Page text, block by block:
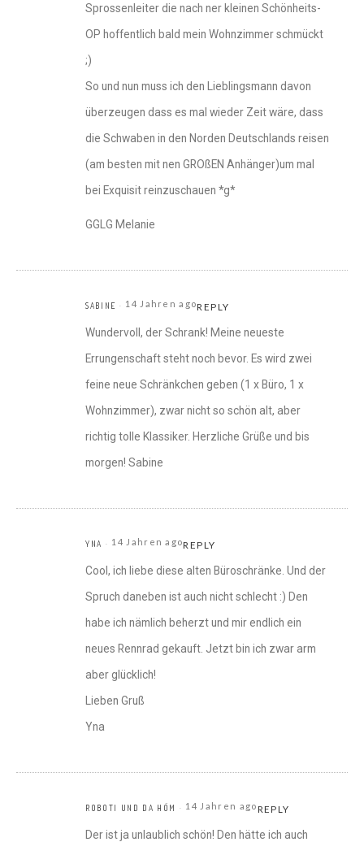
Sprossenleiter die nach ner kleinen Schönheits-
OP hoffentlich bald mein Wohnzimmer schmückt
;)
So und nun muss ich den Lieblingsmann davon
überzeugen dass es mal wieder Zeit wäre, dass
die Schwaben in den Norden Deutschlands reisen
(am besten mit nen GROßEN Anhänger)um mal
bei Exquisit reinzuschauen *g*
GGLG Melanie
SABINE 14 Jahren agoREPLY
Wundervoll, der Schrank! Meine neueste
Errungenschaft steht noch bevor. Es wird zwei
feine neue Schränkchen geben (1 x Büro, 1 x
Wohnzimmer), zwar nicht so schön alt, aber
richtig tolle Klassiker. Herzliche Grüße und bis
morgen! Sabine
YNA 14 Jahren agoREPLY
Cool, ich liebe diese alten Büroschränke. Und der
Spruch daneben ist auch nicht schlecht :) Den
habe ich nämlich beherzt und mir endlich ein
neues Rennrad gekauft. Jetzt bin ich zwar arm
aber glücklich!
Lieben Gruß
Yna
ROBOTI UND DA HÖM 14 Jahren agoREPLY
Der ist ja unlaublich schön! Den hätte ich auch